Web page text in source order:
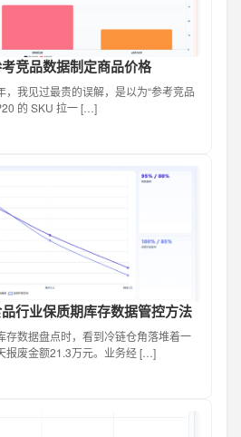
竞品数据制定商品价格
我见过最贵的误解，是以为“参考竞品
的 SKU 拉一 […]
行业保质期库存数据管控方法
存数据盘点时，看到冷链仓角落堆着一
报废金额21.3万元。业务经 […]